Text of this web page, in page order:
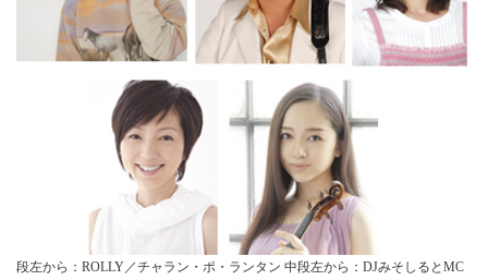
段左から：ROLLY／チャラン・ポ・ランタン 中段左から：DJみそしるとMC